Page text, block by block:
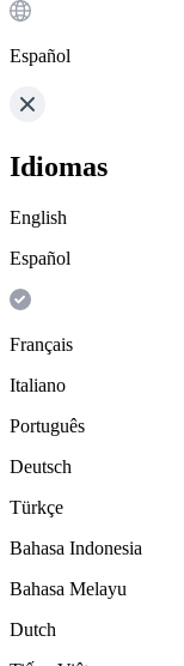
Español
Idiomas
English
Español
Français
Italiano
Português
Deutsch
Türkçe
Bahasa Indonesia
Bahasa Melayu
Dutch